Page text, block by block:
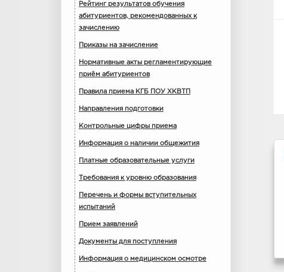
Рейтинг результатов обучения
абитуриентов, рекомендованных к
зачислению
Приказы на зачисление
Нормативные акты регламентирующие
приём абитуриентов
Правила приема КГБ ПОУ ХКВТП
Направления подготовки
Контрольные цифры приема
Информация о наличии общежития
Платные образовательные услуги
Требования к уровню образования
Перечень и формы вступительных
испытаний
Прием заявлений
Документы для поступления
Информация о медицинском осмотре